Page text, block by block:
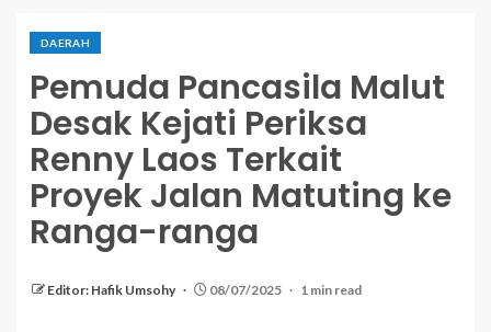
DAERAH
Pemuda Pancasila Malut
Desak Kejati Periksa
Renny Laos Terkait
Proyek Jalan Matuting ke
Ranga-ranga
Editor: Hafik Umsohy 08/07/2025 1 min read